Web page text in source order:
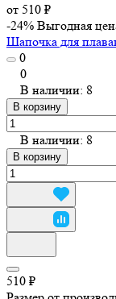
от 510 ₽
-24% Выгодная
Шапочка для
0
0
В наличии: 8
В корзину
В наличии: 8
В корзину
510 ₽